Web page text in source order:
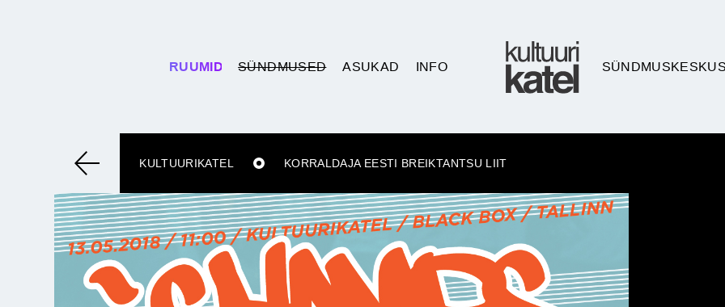
RUUMID SÜNDMUSED ASUKAD INFO
KULTUURIKATEL KORRALDAJA EESTI BREIKTANTSU LIIT